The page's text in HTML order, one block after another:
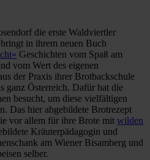
die erste Waldviertler
in ihrem neuen Buch
Geschichten vom Spaß am
vom Wert des eigenen
der Praxis ihrer Brotbackschule
ganz Österreich. Dafür hat die
besucht, um diese vielfältigen
Das hier abgebildete Brotrezept
vor allem für ihre Brote mit wilden
Kräuterpädagogin und
am Wiener Bisamberg und
selber.